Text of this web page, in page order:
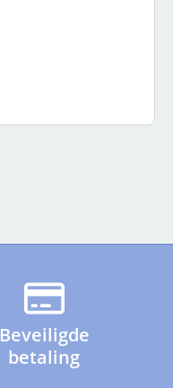
Beveiligde
betaling